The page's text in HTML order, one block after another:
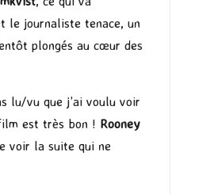
le journaliste tenace, un
plongés au cœur des
lu/vu que j’ai voulu voir
est très bon ! Rooney
voir la suite qui ne